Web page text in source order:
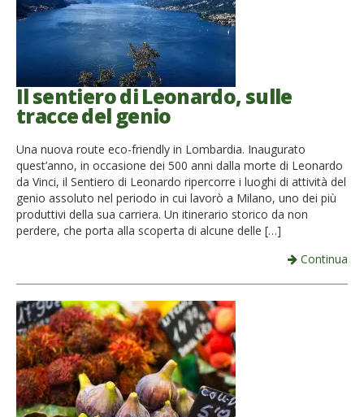
Il sentiero di Leonardo, sulle
tracce del genio
Una nuova route eco-friendly in Lombardia. Inaugurato
quest’anno, in occasione dei 500 anni dalla morte di Leonardo
da Vinci, il Sentiero di Leonardo ripercorre i luoghi di attività del
genio assoluto nel periodo in cui lavorò a Milano, uno dei più
produttivi della sua carriera. Un itinerario storico da non
perdere, che porta alla scoperta di alcune delle […]
Continua